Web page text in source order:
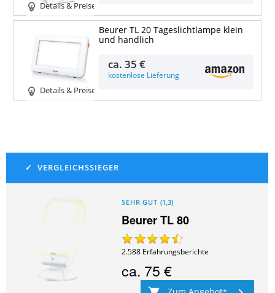
Details & Preise
Details & Preise
Beurer TL 20 Tageslichtlampe klein
und handlich
ca.35 €
kostenlose Lieferung
SEHR GUT (1,3)
Beurer TL 80
2.588 Erfahrungsberichte
ca. 75 €